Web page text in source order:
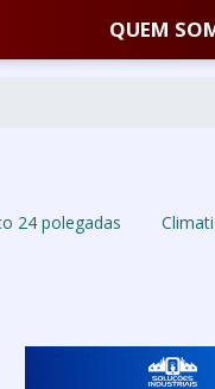
QUEM
24 polegadas